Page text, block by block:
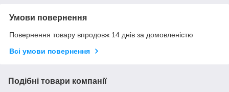
Умови повернення
Повернення товару впродовж 14 днів за домовленістю
Всі умови повернення
Подібні товари компанії